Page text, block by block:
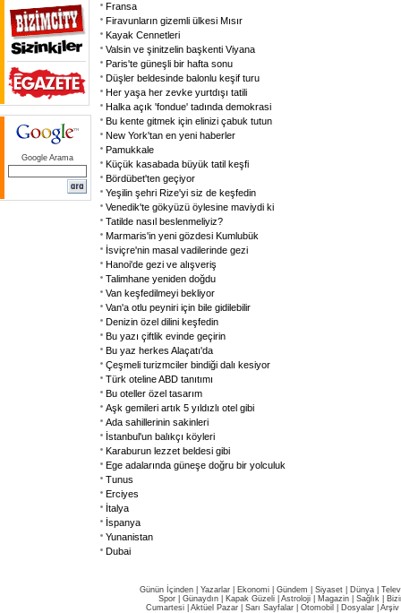
Google Arama
Fransa
Firavunların gizemli ülkesi Mısır
Kayak Cennetleri
Valsin ve şinitzelin başkenti Viyana
Paris'te güneşli bir hafta sonu
Düşler beldesinde balonlu keşif turu
Her yaşa her zevke yurtdışı tatili
Halka açık 'fondue' tadında demokrasi
Bu kente gitmek için elinizi çabuk tutun
New York'tan en yeni haberler
Pamukkale
Küçük kasabada büyük tatil keşfi
Bördübet'ten geçiyor
Yeşilin şehri Rize'yi siz de keşfedin
Venedik'te gökyüzü öylesine maviydi ki
Tatilde nasıl beslenmeliyiz?
Marmaris'in yeni gözdesi Kumlubük
İsviçre'nin masal vadilerinde gezi
Hanoi'de gezi ve alışveriş
Talimhane yeniden doğdu
Van keşfedilmeyi bekliyor
Van'a otlu peyniri için bile gidilebilir
Denizin özel dilini keşfedin
Bu yazı çiftlik evinde geçirin
Bu yaz herkes Alaçatı'da
Çeşmeli turizmciler bindiği dalı kesiyor
Türk oteline ABD tanıtımı
Bu oteller özel tasarım
Aşk gemileri artık 5 yıldızlı otel gibi
Ada sahillerinin sakinleri
İstanbul'un balıkçı köyleri
Karaburun lezzet beldesi gibi
Ege adalarında güneşe doğru bir yolculuk
Tunus
Erciyes
İtalya
İspanya
Yunanistan
Dubai
Günün İçinden Yazarlar Ekonomi Gündem Siyaset Dünya |
Spor
Günaydın Kapak Güzeli Astroloji Magazin Sağlık
Cumartesi| Aktüel Pazar| Sarı Sayfalar| Otomobil Dosyalar| Arşiv